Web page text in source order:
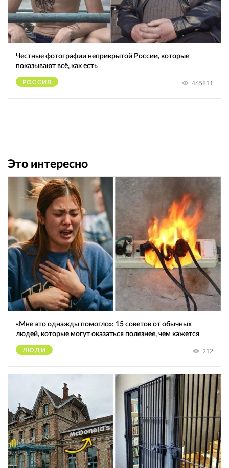
Честные фотографии неприкрытой России, которые
показывают всё, как есть
РОССИЯ 465811
Это интересно
«Мне это однажды помогло»: 15 советов от обычных
людей, которые могут оказаться полезнее, чем кажется
ЛЮДИ 212